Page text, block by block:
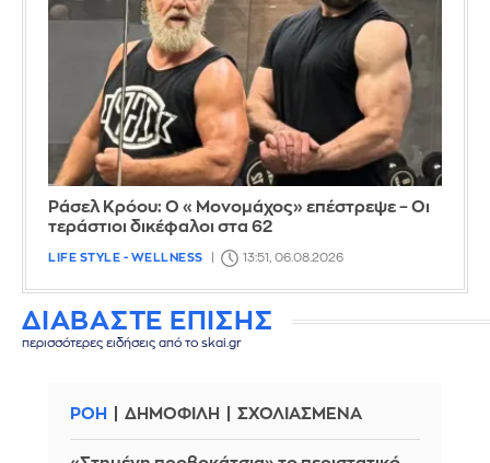
Ράσελ Κρόου: Ο «Μονομάχος» επέστρεψε – Οι
τεράστιοι δικέφαλοι στα 62
LIFE STYLE - WELLNESS 13:51, 06.08.2026
ΔΙΑΒΑΣΤΕ ΕΠΙΣΗΣ
περισσότερες ειδήσεις από το skai.gr
ΡΟΗ ΔΗΜΟΦΙΛΗ ΣΧΟΛΙΑΣΜΕΝΑ